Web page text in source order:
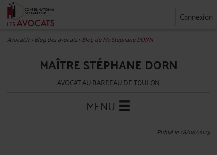
Connexion
Avocat.fr>Blog des avocats>Blog de Me Stéphane DORN
MAÎTRE STÉPHANE DORN
AVOCAT AU BARREAU DE TOULON
MENU
Publié le 18/06/2025